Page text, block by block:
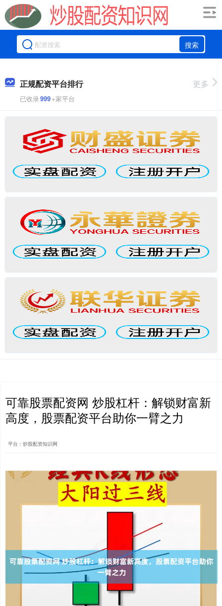
搜索
正规配资平台排行
已收录999+家平台
更多
可靠股票配资网 炒股杠杆：解锁财富新
高度，股票配资平台助你一臂之力
平台：炒股配资知识网